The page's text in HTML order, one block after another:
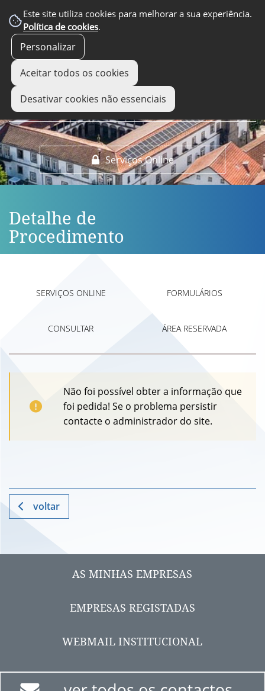
Este site utiliza cookies para melhorar a sua experiência.
Política de cookies.
Personalizar
Aceitar todos os cookies
Desativar cookies não essenciais
Serviços Online
EM DESTAQUE
Detalhe de
Procedimento
SERVIÇOS ONLINE FORMULÁRIOS
CONSULTAR ÁREA RESERVADA
Não foi possível obter a informação que
foi pedida! Se o problema persistir
contacte o administrador do site.
voltar
AS MINHAS EMPRESAS
EMPRESAS REGISTADAS
WEBMAIL INSTITUCIONAL